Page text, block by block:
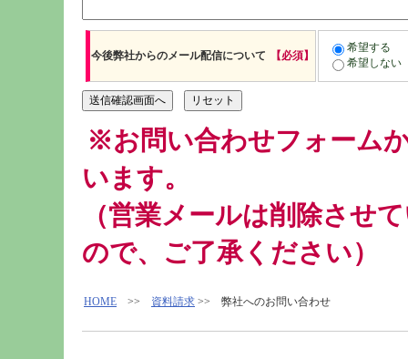
今後弊社からのメール配信について 【必須】
希望する
希望しない
※お問い合わせフォーム
います。
（営業メールは削除させ
ので、ご了承ください）
HOME >> 資料請求 >> 弊社へのお問い合わせ